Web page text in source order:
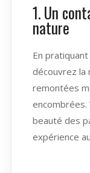
1. Un
nature
En
découvrez la
remontées
beauté des
expérience